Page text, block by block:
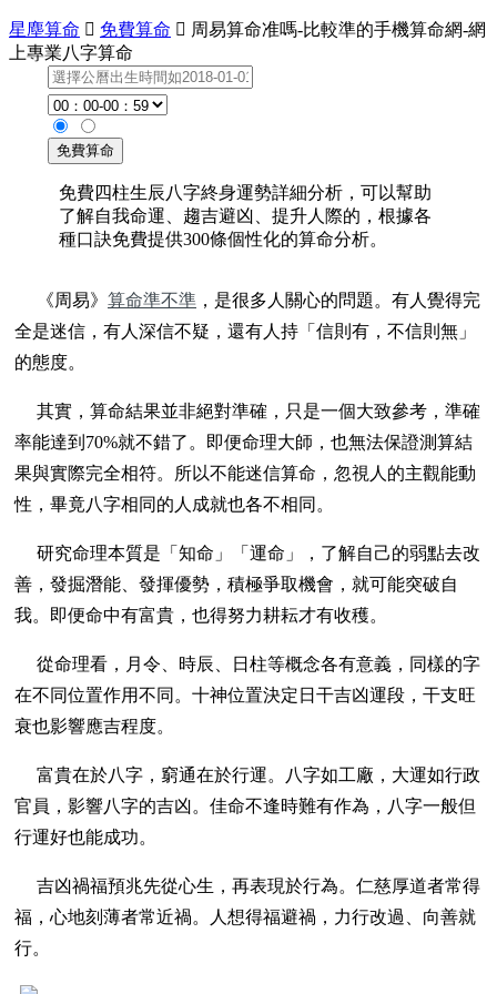
星塵算命  免費算命  周易算命准嗎-比較準的手機算命網-網
上專業八字算命
免費四柱生辰八字終身運勢詳細分析，可以幫助
了解自我命運、趨吉避凶、提升人際的，根據各
種口訣免費提供300條個性化的算命分析。
《周易》 算命準不準 ，是很多人關心的問題。有人覺得完
全是迷信，有人深信不疑，還有人持「信則有，不信則無」
的態度。
其實，算命結果並非絕對準確，只是一個大致參考，準確
率能達到70%就不錯了。即便命理大師，也無法保證測算結
果與實際完全相符。所以不能迷信算命，忽視人的主觀能動
性，畢竟八字相同的人成就也各不相同。
研究命理本質是「知命」「運命」，了解自己的弱點去改
善，發掘潛能、發揮優勢，積極爭取機會，就可能突破自
我。即便命中有富貴，也得努力耕耘才有收穫。
從命理看，月令、時辰、日柱等概念各有意義，同樣的字
在不同位置作用不同。十神位置決定日干吉凶運段，干支旺
衰也影響應吉程度。
富貴在於八字，窮通在於行運。八字如工廠，大運如行政
官員，影響八字的吉凶。佳命不逢時難有作為，八字一般但
行運好也能成功。
吉凶禍福預兆先從心生，再表現於行為。仁慈厚道者常得
福，心地刻薄者常近禍。人想得福避禍，力行改過、向善就
行。